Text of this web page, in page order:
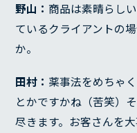
野山： 商品は素晴らし
ているクライアントの
か。
田村： 薬事法をめちゃ
とかですかね（苦笑）
尽きます。お客さんを